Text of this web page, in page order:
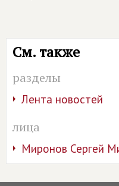
См. также
разделы
Лента новостей
лица
Миронов Сергей